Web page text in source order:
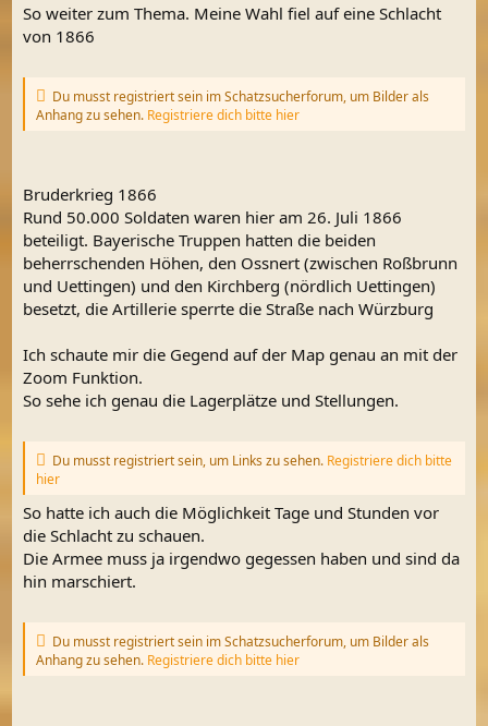
So weiter zum Thema. Meine Wahl fiel auf eine Schlacht
von 1866
Du musst registriert sein im Schatzsucherforum, um Bilder als
Anhang zu sehen. Registriere dich bitte hier
Bruderkrieg 1866
Rund 50.000 Soldaten waren hier am 26. Juli 1866
beteiligt. Bayerische Truppen hatten die beiden
beherrschenden Höhen, den Ossnert (zwischen Roßbrunn
und Uettingen) und den Kirchberg (nördlich Uettingen)
besetzt, die Artillerie sperrte die Straße nach Würzburg
Ich schaute mir die Gegend auf der Map genau an mit der
Zoom Funktion.
So sehe ich genau die Lagerplätze und Stellungen.
Du musst registriert sein, um Links zu sehen. Registriere dich bitte
hier
So hatte ich auch die Möglichkeit Tage und Stunden vor
die Schlacht zu schauen.
Die Armee muss ja irgendwo gegessen haben und sind da
hin marschiert.
Du musst registriert sein im Schatzsucherforum, um Bilder als
Anhang zu sehen. Registriere dich bitte hier